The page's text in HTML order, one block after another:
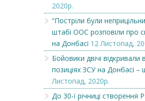
2020р.
“Постріли були
штабі ООС розповіли про
на Донбасі 12 Листопад,
Бойовики двічі відкривали
позиціях ЗСУ на Донбасі –
Листопад, 2020р.
До 30-ї річниці створення